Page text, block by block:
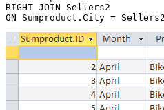
RIGHT JOIN Sellers2